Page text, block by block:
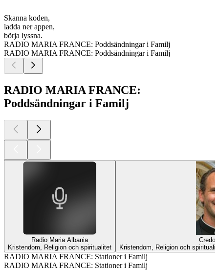
Skanna koden,
ladda ner appen,
börja lyssna.
RADIO MARIA FRANCE: Poddsändningar i Familj
RADIO MARIA FRANCE: Poddsändningar i Familj
RADIO MARIA FRANCE:
Poddsändningar i Familj
Radio Maria Albania
Kristendom, Religion och spiritualitet
Credo
Kristendom, Religion och
RADIO MARIA FRANCE: Stationer i Familj
RADIO MARIA FRANCE: Stationer i Familj